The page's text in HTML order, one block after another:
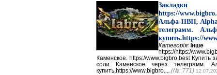
Закладки
https://
Альфа-ПВП, Alpha
телеграмм.
купить.https://
Категорія: Інше
https://https://
Каменское. https://www.bigbro.best Купить
соли Каменское через телеграмм.
купить.https://www.bigbro.... (№: 771)